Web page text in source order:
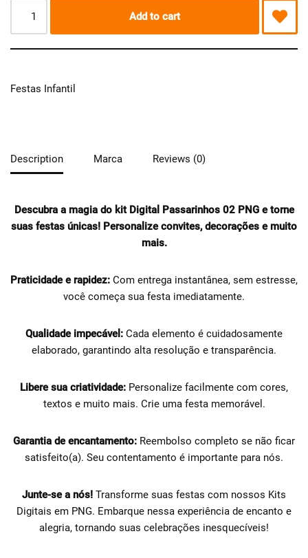
Add to cart
Festas Infantil
Description Marca Reviews (0)
Descubra a magia do kit Digital Passarinhos 02 PNG e torne
suas festas únicas! Personalize convites, decorações e muito
mais.
Praticidade e rapidez: Com entrega instantânea, sem estresse,
você começa sua festa imediatamente.
Qualidade impecável: Cada elemento é cuidadosamente
elaborado, garantindo alta resolução e transparência.
Libere sua criatividade: Personalize facilmente com cores,
textos e muito mais. Crie uma festa memorável.
Garantia de encantamento: Reembolso completo se não ficar
satisfeito(a). Seu contentamento é importante para nós.
Junte-se a nós! Transforme suas festas com nossos Kits
Digitais em PNG. Embarque nessa experiência de encanto e
alegria, tornando suas celebrações inesquecíveis!